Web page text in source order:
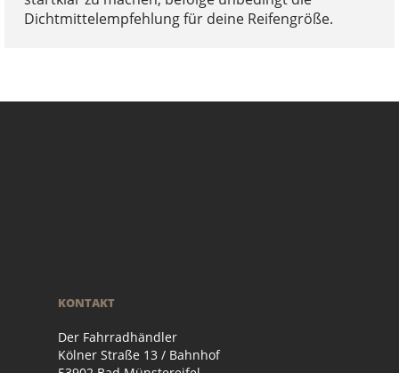
Dichtmittelempfehlung für deine Reifengröße.
KONTAKT
Der Fahrradhändler
Kölner Straße 13 / Bahnhof